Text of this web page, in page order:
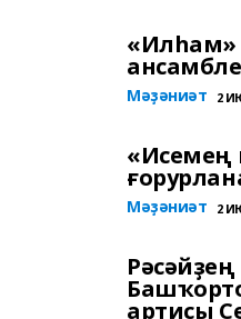
«Илһам»
Мәҙәниәт 2
«Исемең
Мәҙәниәт 2
артисы